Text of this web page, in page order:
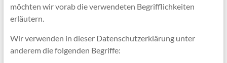
möchten wir vorab die verwendeten Begrifflichkeiten
erläutern.
Wir verwenden in dieser Datenschutzerklärung unter
anderem die folgenden Begriffe: